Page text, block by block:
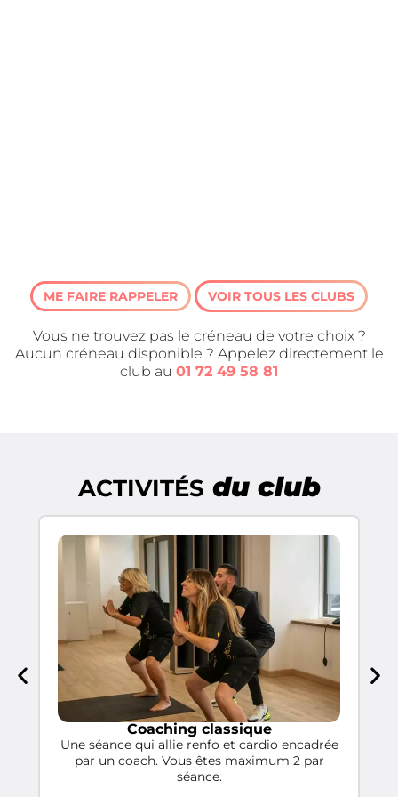
ME FAIRE RAPPELER VOIR TOUS LES CLUBS
Vous ne trouvez pas le créneau de votre choix ?
Aucun créneau disponible ? Appelez directement le
club au 01 72 49 58 81
ACTIVITÉS du club
Coaching classique
Une séance qui allie renfo et cardio encadrée
par un coach. Vous êtes maximum 2 par
séance.